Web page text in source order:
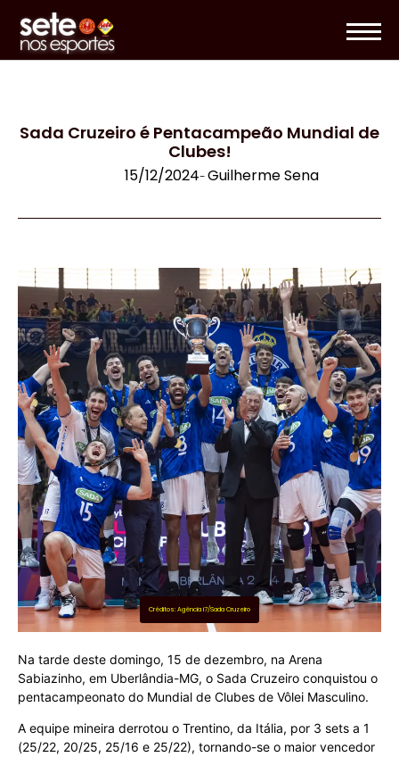
Sada Cruzeiro é Pentacampeão Mundial de
Clubes!
15/12/2024-Guilherme Sena
Créditos: Agência i7/Sada Cruzeiro
Na tarde deste domingo, 15 de dezembro, na Arena
Sabiazinho, em Uberlândia-MG, o Sada Cruzeiro conquistou o
pentacampeonato do Mundial de Clubes de Vôlei Masculino.
A equipe mineira derrotou o Trentino, da Itália, por 3 sets a 1
(25/22, 20/25, 25/16 e 25/22), tornando-se o maior vencedor